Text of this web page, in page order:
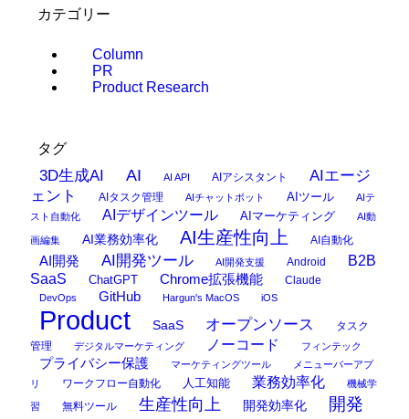
カテゴリー
Column
PR
Product Research
タグ
3D生成AI AI AI API AIアシスタント
AIエージ
ェント
AIタスク管理 AIチャットボット AIツール
AIテ
スト自動化
AIデザインツール AIマーケティング AI動
画編集 AI業務効率化 AI生産性向上 AI自動化
AI開発 AI開発ツール AI開発支援 Android
B2B
SaaS
ChatGPT Chrome拡張機能 Claude
DevOps GitHub Hargun's MacOS iOS
Product SaaS オープンソース
タスク
管理
デジタルマーケティング ノーコード フィンテック
プライバシー保護 マーケティングツール
メニューバーアプ
リ
ワークフロー自動化 人工知能 業務効率化 機械学
習 無料ツール 生産性向上 開発効率化
開発